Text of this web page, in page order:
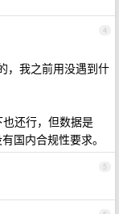
4
，我之前用没遇到什
还行，但数据是
国内合规性要求。
5